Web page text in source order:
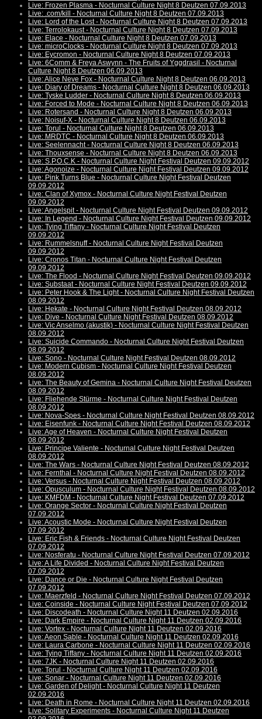
Live: Frozen Plasma - Nocturnal Culture Night 8 Deutzen 07.09.2013
Live: .com/kill - Nocturnal Culture Night 8 Deutzen 07.09.2013
Live: Lord of the Lost - Nocturnal Culture Night 8 Deutzen 07.09.2013
Live: Terrolokaust - Nocturnal Culture Night 8 Deutzen 07.09.2013
Live: Elace - Nocturnal Culture Night 8 Deutzen 07.09.2013
Live: microClocks - Nocturnal Culture Night 8 Deutzen 07.09.2013
Live: Eycromon - Nocturnal Culture Night 8 Deutzen 07.09.2013
Live: 6Comm & Freya Aswynn - The Fruits of Yggdrasil - Nocturnal
Culture Night 8 Deutzen 06.09.2013
Live: Alice Neve Fox - Nocturnal Culture Night 8 Deutzen 06.09.2013
Live: Diary of Dreams - Nocturnal Culture Night 8 Deutzen 06.09.2013
Live: Tyske Ludder - Nocturnal Culture Night 8 Deutzen 06.09.2013
Live: Forced to Mode - Nocturnal Culture Night 8 Deutzen 06.09.2013
Live: Rotersand - Nocturnal Culture Night 8 Deutzen 06.09.2013
Live: Noisuf-X - Nocturnal Culture Night 8 Deutzen 06.09.2013
Live: Torul - Nocturnal Culture Night 8 Deutzen 06.09.2013
Live: MRDTC - Nocturnal Culture Night 8 Deutzen 06.09.2013
Live: Seelennacht - Nocturnal Culture Night 8 Deutzen 06.09.2013
Live: Thouxsense - Nocturnal Culture Night 8 Deutzen 06.09.2013
Live: S.P.O.C.K - Nocturnal Culture Night Festival Deutzen 09.09.2012
Live: Agonoize - Nocturnal Culture Night Festival Deutzen 09.09.2012
Live: Pink Turns Blue - Nocturnal Culture Night Festival Deutzen
09.09.2012
Live: Clan of Xymox - Nocturnal Culture Night Festival Deutzen
09.09.2012
Live: Angelspit - Nocturnal Culture Night Festival Deutzen 09.09.2012
Live: In Legend - Nocturnal Culture Night Festival Deutzen 09.09.2012
Live: Tying Tiffany - Nocturnal Culture Night Festival Deutzen
09.09.2012
Live: Rummelsnuff - Nocturnal Culture Night Festival Deutzen
09.09.2012
Live: Cronos Titan - Nocturnal Culture Night Festival Deutzen
09.09.2012
Live: The Flood - Nocturnal Culture Night Festival Deutzen 09.09.2012
Live: Substaat - Nocturnal Culture Night Festival Deutzen 09.09.2012
Live: Peter Hook & The Light - Nocturnal Culture Night Festival Deutzen
08.09.2012
Live: Hekate - Nocturnal Culture Night Festival Deutzen 08.09.2012
Live: Dive - Nocturnal Culture Night Festival Deutzen 08.09.2012
Live: Vic Anselmo (akustik) - Nocturnal Culture Night Festival Deutzen
08.09.2012
Live: Suicide Commando - Nocturnal Culture Night Festival Deutzen
08.09.2012
Live: Sono - Nocturnal Culture Night Festival Deutzen 08.09.2012
Live: Modern Cubism - Nocturnal Culture Night Festival Deutzen
08.09.2012
Live: The Beauty of Gemina - Nocturnal Culture Night Festival Deutzen
08.09.2012
Live: Fliehende Stürme - Nocturnal Culture Night Festival Deutzen
08.09.2012
Live: Nova-Spes - Nocturnal Culture Night Festival Deutzen 08.09.2012
Live: Eisenfunk - Nocturnal Culture Night Festival Deutzen 08.09.2012
Live: Age of Heaven - Nocturnal Culture Night Festival Deutzen
08.09.2012
Live: Principe Valiente - Nocturnal Culture Night Festival Deutzen
08.09.2012
Live: The Wars - Nocturnal Culture Night Festival Deutzen 08.09.2012
Live: Fernthal - Nocturnal Culture Night Festival Deutzen 08.09.2012
Live: Versus - Nocturnal Culture Night Festival Deutzen 08.09.2012
Live: Opusculum - Nocturnal Culture Night Festival Deutzen 08.09.2012
Live: KMFDM - Nocturnal Culture Night Festival Deutzen 07.09.2012
Live: Orange Sector - Nocturnal Culture Night Festival Deutzen
07.09.2012
Live: Acoustic Mode - Nocturnal Culture Night Festival Deutzen
07.09.2012
Live: Eric Fish & Friends - Nocturnal Culture Night Festival Deutzen
07.09.2012
Live: Nosferatu - Nocturnal Culture Night Festival Deutzen 07.09.2012
Live: A Life Divided - Nocturnal Culture Night Festival Deutzen
07.09.2012
Live: Dance or Die - Nocturnal Culture Night Festival Deutzen
07.09.2012
Live: Maerzfeld - Nocturnal Culture Night Festival Deutzen 07.09.2012
Live: Coinside - Nocturnal Culture Night Festival Deutzen 07.09.2012
Live: Discodeath - Nocturnal Culture Night 11 Deutzen 02.09.2016
Live: Dark Empire - Nocturnal Culture Night 11 Deutzen 02.09.2016
Live: Vortex - Nocturnal Culture Night 11 Deutzen 02.09.2016
Live: Aeon Sable - Nocturnal Culture Night 11 Deutzen 02.09.2016
Live: Laura Carbone - Nocturnal Culture Night 11 Deutzen 02.09.2016
Live: Tying Tiffany - Nocturnal Culture Night 11 Deutzen 02.09.2016
Live: 7JK - Nocturnal Culture Night 11 Deutzen 02.09.2016
Live: Torul - Nocturnal Culture Night 11 Deutzen 02.09.2016
Live: Sonar - Nocturnal Culture Night 11 Deutzen 02.09.2016
Live: Garden of Delight - Nocturnal Culture Night 11 Deutzen
02.09.2016
Live: Death in Rome - Nocturnal Culture Night 11 Deutzen 02.09.2016
Live: Solitary Experiments - Nocturnal Culture Night 11 Deutzen